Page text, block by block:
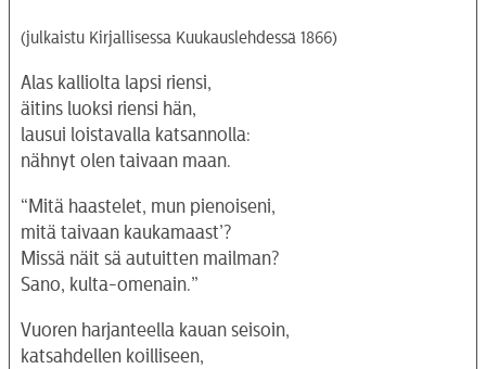
(julkaistu Kirjallisessa Kuukauslehdessä 1866)
Alas kalliolta lapsi riensi,
äitins luoksi riensi hän,
lausui loistavalla katsannolla:
nähnyt olen taivaan maan.
“Mitä haastelet, mun pienoiseni,
mitä taivaan kaukamaast’?
Missä näit sä autuitten mailman?
Sano, kulta-omenain.”
Vuoren harjanteella kauan seisoin,
katsahdellen koilliseen,